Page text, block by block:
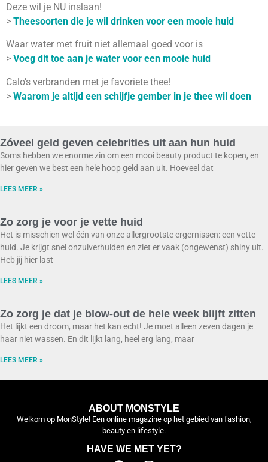
Deze wil je NU inslaan!
> Theesoorten die je wil drinken voor een mooie huid
Waar water met fruit niet allemaal goed voor is
> Voeg dit toe aan je water voor een mooie huid
Calo’s verbranden met je favoriete thee!
> Waarom je altijd een schijfje gember in je thee wil doen
Zóveel geld geven celebrities uit aan hun huid
Soms hebben we enorme zin om een mooi beauty product te kopen, en
hier geven we best een hele hoop geld aan uit. Hoeveel dat
LEES MEER »
Zo zorg je voor je vette huid
Het is misschien wel één van onze allergrootste ergernissen: een vette
huid. Je krijgt snel onzuiverhuiden en ziet er vaak (ongewenst) shiny uit.
Heb jij hier last
LEES MEER »
Zo zorg je dat je blow-out de hele week blijft zitten
Het lijkt een droom, maar het kan echt! Je moet alleen zeven dagen je
haar niet wassen. En dit lijkt lang, heel erg lang, maar
LEES MEER »
ABOUT MONSTYLE
Welkom op MonStyle! Een online magazine op het gebied van fashion,
beauty en lifestyle.
HAVE WE MET YET?